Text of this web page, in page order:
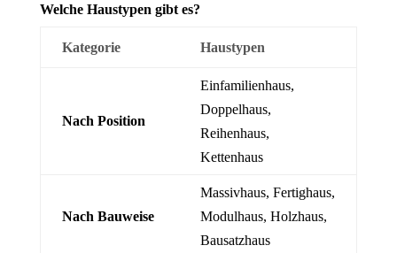
Welche Haustypen gibt es?
Kategorie Haustypen
Nach Position
Einfamilienhaus,
Doppelhaus,
Reihenhaus,
Kettenhaus
Nach Bauweise
Massivhaus, Fertighaus,
Modulhaus, Holzhaus,
Bausatzhaus